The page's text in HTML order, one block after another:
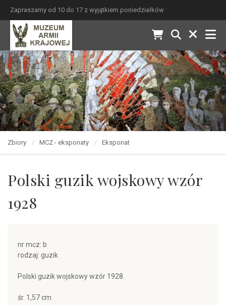
Zapraszamy od 10 do 17 z wyjątkiem poniedziałków
Zbiory MCZ - eksponaty Eksponat
Polski guzik wojskowy wzór
1928
nr mcz: b
rodzaj: guzik
Polski guzik wojskowy wzór 1928.
śr. 1,57 cm